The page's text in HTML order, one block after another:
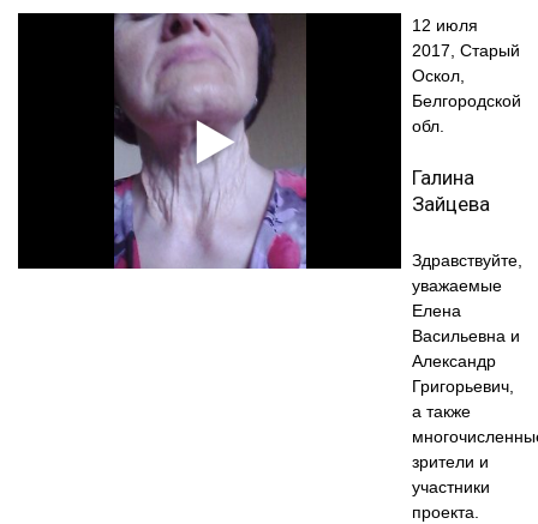
12 июля
2017, Старый
Оскол,
Белгородской
обл.
Галина
Зайцева
Здравствуйте,
уважаемые
Елена
Васильевна и
Александр
Григорьевич,
а также
зрители и
участники
проекта.